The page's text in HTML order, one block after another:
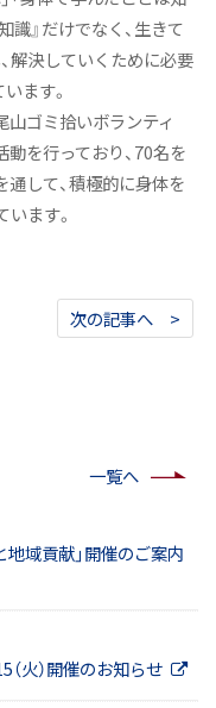
識』だけでなく、生きて
解決していくために必要
ます。
山ゴミ拾いボランティ
を行っており、70名を
して、積極的に身体を
ます。
次の記事へ >
一覧へ
域貢献」開催のご案内
火）開催のお知らせ